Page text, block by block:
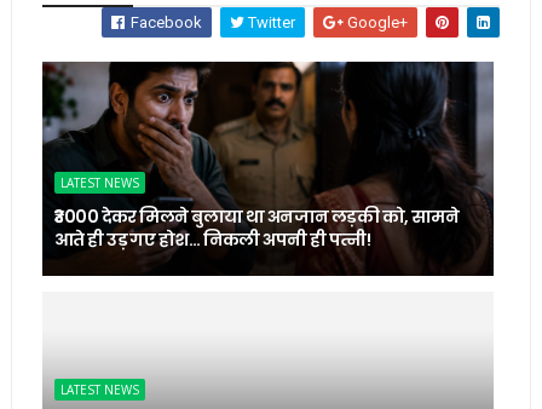
Facebook Twitter Google+
LATEST NEWS
₹3000 देकर मिलने बुलाया था अनजान लड़की को, सामने
आते ही उड़ गए होश… निकली अपनी ही पत्नी!
LATEST NEWS